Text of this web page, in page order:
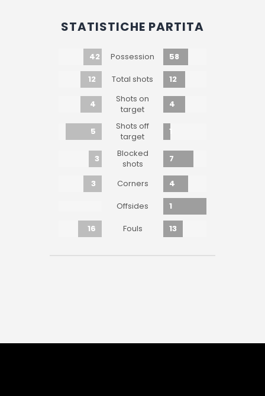
STATISTICHE PARTITA
42 Possession
58
12
Total shots 12
4
Shots on
target
4
5
Shots off
target
1
3
Blocked
shots
7
3 Corners 4
Offsides
1
16
Fouls 13